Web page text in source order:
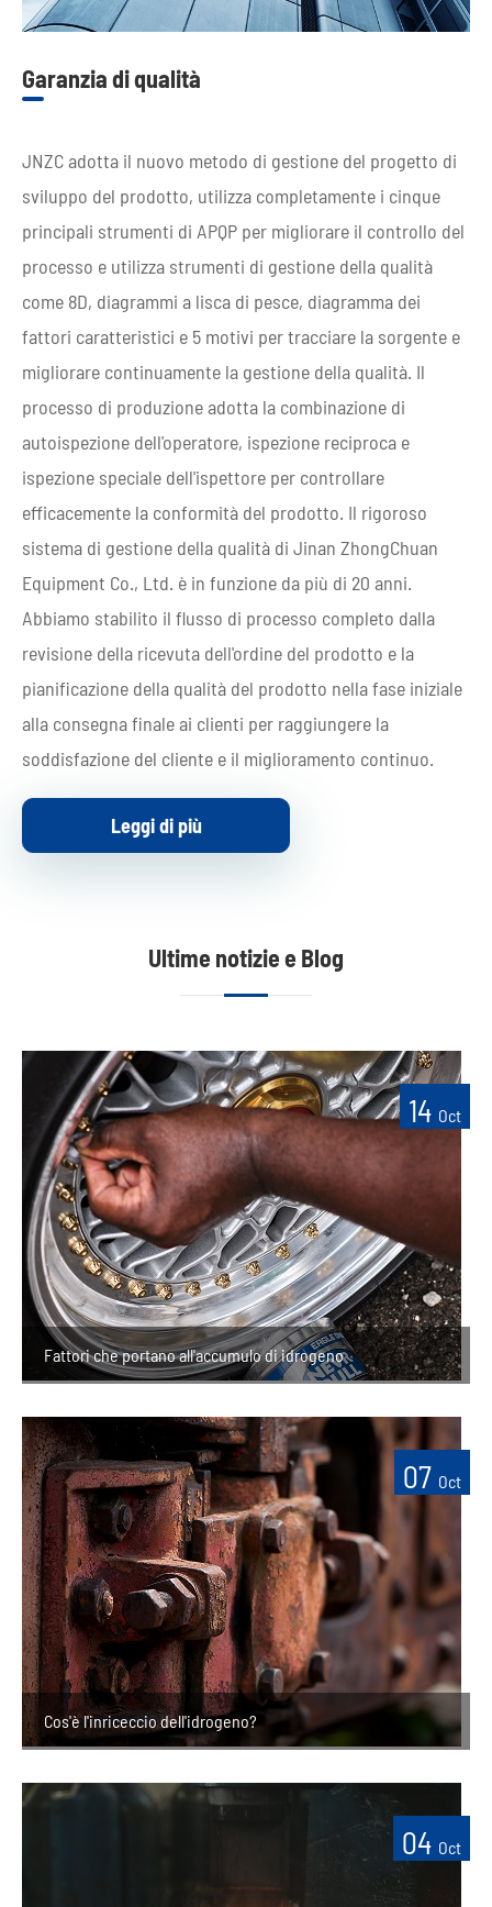
Garanzia di qualità
JNZC adotta il nuovo metodo di gestione del progetto di
sviluppo del prodotto, utilizza completamente i cinque
principali strumenti di APQP per migliorare il controllo del
processo e utilizza strumenti di gestione della qualità
come 8D, diagrammi a lisca di pesce, diagramma dei
fattori caratteristici e 5 motivi per tracciare la sorgente e
migliorare continuamente la gestione della qualità. Il
processo di produzione adotta la combinazione di
autoispezione dell'operatore, ispezione reciproca e
ispezione speciale dell'ispettore per controllare
efficacemente la conformità del prodotto. Il rigoroso
sistema di gestione della qualità di Jinan ZhongChuan
Equipment Co., Ltd. è in funzione da più di 20 anni.
Abbiamo stabilito il flusso di processo completo dalla
revisione della ricevuta dell'ordine del prodotto e la
pianificazione della qualità del prodotto nella fase iniziale
alla consegna finale ai clienti per raggiungere la
soddisfazione del cliente e il miglioramento continuo.
Leggi di più
Ultime notizie e Blog
14 Oct
Fattori che portano all'accumulo di idrogeno
07 Oct
Cos'è l'inriceccio dell'idrogeno?
04 Oct